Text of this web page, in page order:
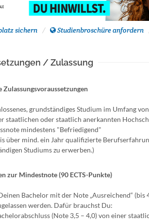
sichern Studienbroschüre anfordern
/ Zulassung
Zulassungsvoraussetzungen
grundständiges Studium im Umfang
staatlichen oder staatlich anerkannten
mindestens "Befriedigend"
über mind. ein Jahr qualifizierte
Studiums zu erwerben.)
zur Mindestnote (90 ECTS-Punkte)
Bachelor mit der Note „Ausreichend“
werden. Dafür brauchst Du:
(Note 3,5 – 4,0) von einer